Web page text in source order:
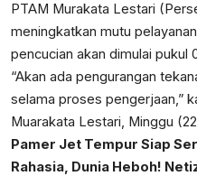
PTAM Murakata Lestari
meningkatkan mutu
pencucian akan dimulai pukul
“Akan ada pengurangan
selama proses pengerjaan,”
Muarakata Lestari, Minggu
Pamer Jet Tempur Siap
Rahasia, Dunia Heboh!